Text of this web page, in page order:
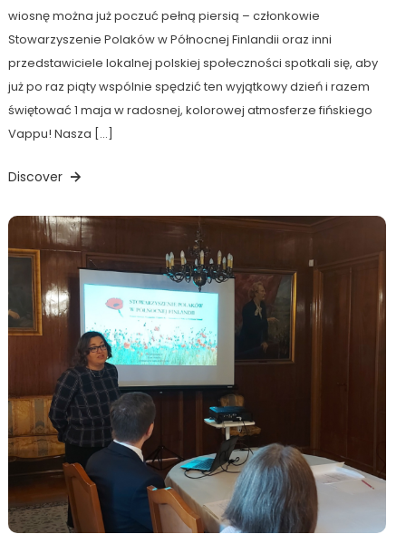
wiosnę można już poczuć pełną piersią – członkowie
Stowarzyszenie Polaków w Północnej Finlandii oraz inni
przedstawiciele lokalnej polskiej społeczności spotkali się, aby
już po raz piąty wspólnie spędzić ten wyjątkowy dzień i razem
świętować 1 maja w radosnej, kolorowej atmosferze fińskiego
Vappu! Nasza […]
Discover